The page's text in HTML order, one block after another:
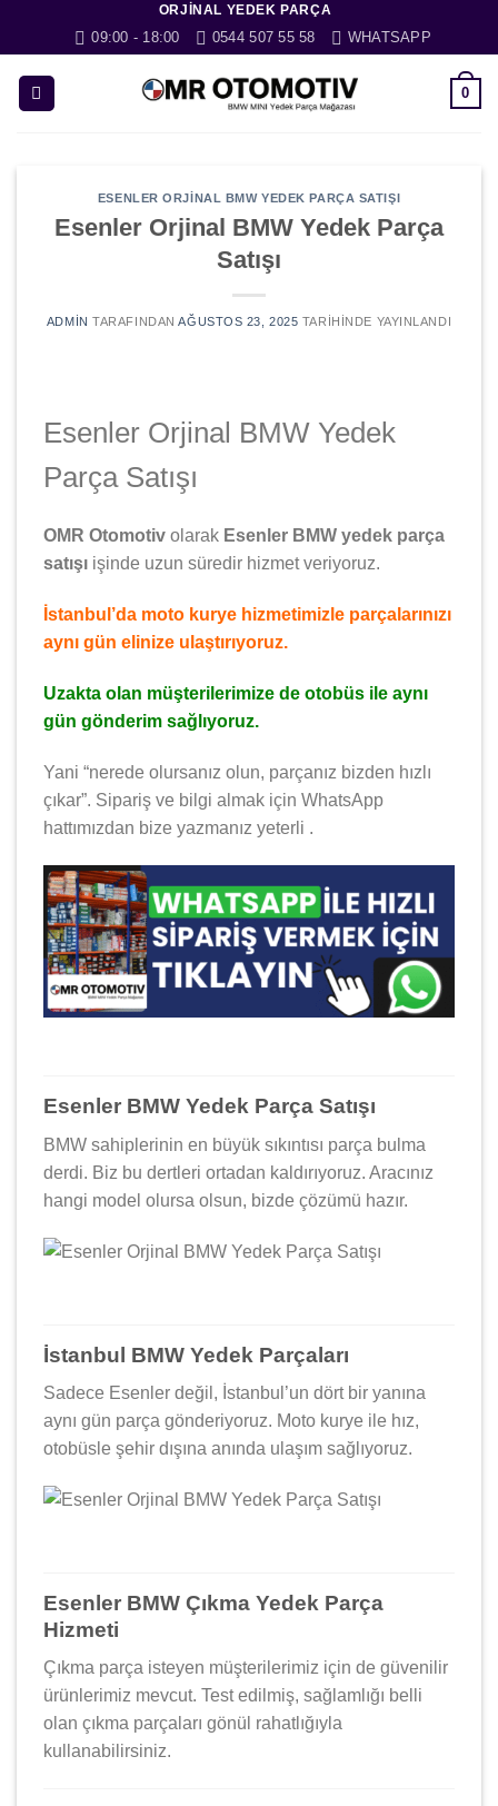
ORJINAL YEDEK PARÇA
09:00 - 18:00 0544 507 55 58 WHATSAPP
0
ESENLER ORJINAL BMW YEDEK PARÇA SATIŞI
Esenler Orjinal BMW Yedek Parça
Satışı
ADMIN TARAFINDAN AĞUSTOS 23, 2025 TARIHINDE YAYINLANDI
Esenler Orjinal BMW Yedek
Parça Satışı
OMR Otomotiv olarak Esenler BMW yedek parça
satışı işinde uzun süredir hizmet veriyoruz.
İstanbul’da moto kurye hizmetimizle parçalarınızı
aynı gün elinize ulaştırıyoruz.
Uzakta olan müşterilerimize de otobüs ile aynı
gün gönderim sağlıyoruz.
Yani “nerede olursanız olun, parçanız bizden hızlı
çıkar”. Sipariş ve bilgi almak için WhatsApp
hattımızdan bize yazmanız yeterli .
Esenler BMW Yedek Parça Satışı
BMW sahiplerinin en büyük sıkıntısı parça bulma
derdi. Biz bu dertleri ortadan kaldırıyoruz. Aracınız
hangi model olursa olsun, bizde çözümü hazır.
İstanbul BMW Yedek Parçaları
Sadece Esenler değil, İstanbul’un dört bir yanına
aynı gün parça gönderiyoruz. Moto kurye ile hız,
otobüsle şehir dışına anında ulaşım sağlıyoruz.
Esenler BMW Çıkma Yedek Parça
Hizmeti
Çıkma parça isteyen müşterilerimiz için de güvenilir
ürünlerimiz mevcut. Test edilmiş, sağlamlığı belli
olan çıkma parçaları gönül rahatlığıyla
kullanabilirsiniz.